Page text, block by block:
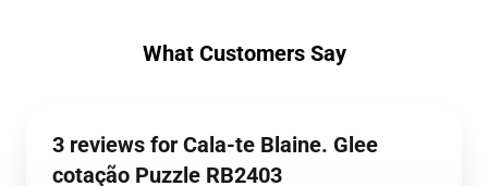
What Customers Say
3 reviews for Cala-te Blaine. Glee
cotação Puzzle RB2403